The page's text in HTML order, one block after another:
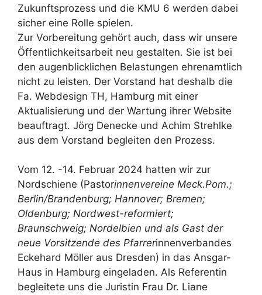
Zukunftsprozess und die KMU 6 werden dabei
sicher eine Rolle spielen.
Zur Vorbereitung gehört auch, dass wir unsere
Öffentlichkeitsarbeit neu gestalten. Sie ist bei
den augenblicklichen Belastungen ehrenamtlich
nicht zu leisten. Der Vorstand hat deshalb die
Fa. Webdesign TH, Hamburg mit einer
Aktualisierung und der Wartung ihrer Website
beauftragt. Jörg Denecke und Achim Strehlke
aus dem Vorstand begleiten den Prozess.
Vom 12. -14. Februar 2024 hatten wir zur
Nordschiene (Pastorinnenvereine Meck.Pom.;
Berlin/Brandenburg; Hannover; Bremen;
Oldenburg; Nordwest-reformiert;
Braunschweig; Nordelbien und als Gast der
neue Vorsitzende des Pfarrerinnenverbandes
Eckehard Möller aus Dresden) in das Ansgar-
Haus in Hamburg eingeladen. Als Referentin
begleitete uns die Juristin Frau Dr. Liane